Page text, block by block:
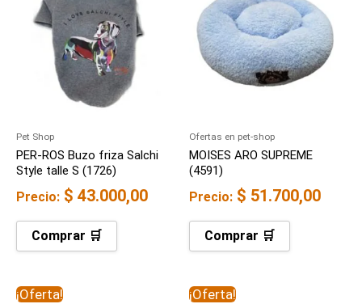
Pet Shop
PER-ROS Buzo friza Salchi
Style talle S (1726)
Precio: $ 43.000,00
Comprar 🛒
Ofertas en pet-shop
MOISES ARO SUPREME
(4591)
Precio: $ 51.700,00
Comprar 🛒
¡Oferta!
El ¡Oferta!
El